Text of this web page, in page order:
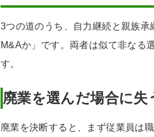
3つの道のうち、自力継続と親族承
M&Aか」です。両者は似て非なる
す。
廃業を選んだ場合に失
廃業を決断すると、まず従業員は